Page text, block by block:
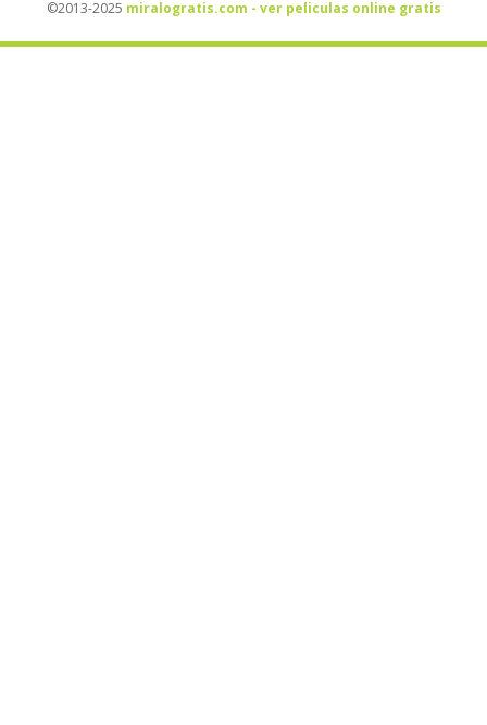
©2013-2025 miralogratis.com - ver peliculas online gratis